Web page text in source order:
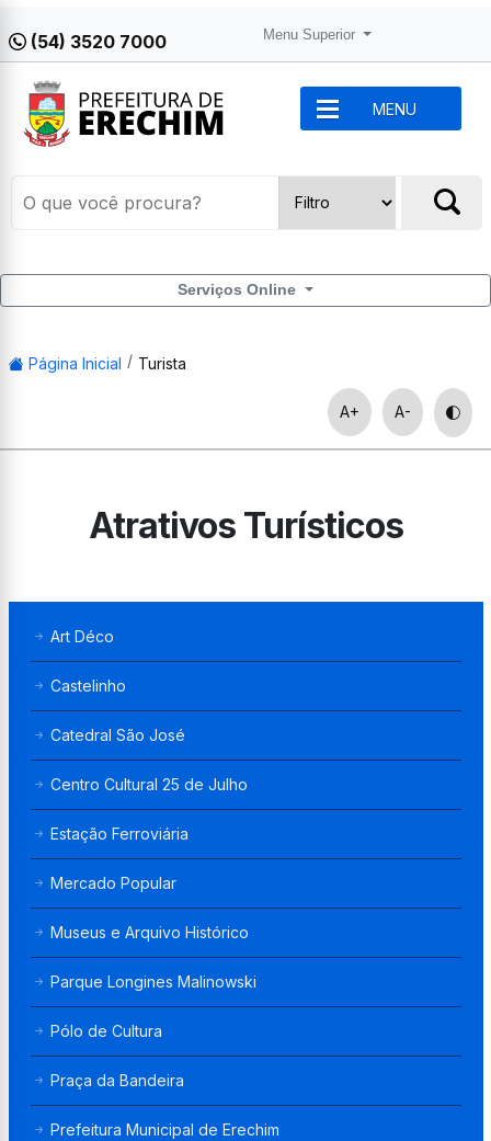
(54) 3520 7000 Menu Superior
MENU
Serviços Online
Página Inicial Turista
A+ A-
Atrativos Turísticos
Art Déco
Castelinho
Catedral São José
Centro Cultural 25 de Julho
Estação Ferroviária
Mercado Popular
Museus e Arquivo Histórico
Parque Longines Malinowski
Pólo de Cultura
Praça da Bandeira
Prefeitura Municipal de Erechim